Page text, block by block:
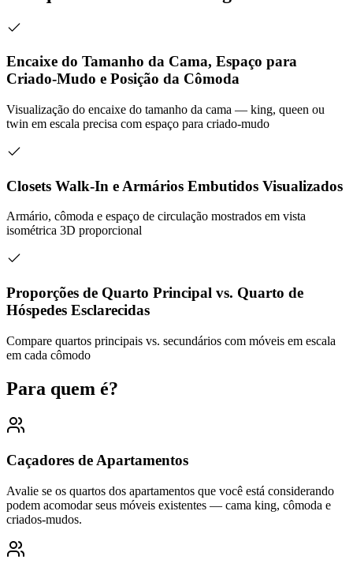
Encaixe do Tamanho da Cama, Espaço para
Criado-Mudo e Posição da Cômoda
Visualização do encaixe do tamanho da cama — king, queen ou
twin em escala precisa com espaço para criado-mudo
Closets Walk-In e Armários Embutidos Visualizados
Armário, cômoda e espaço de circulação mostrados em vista
isométrica 3D proporcional
Proporções de Quarto Principal vs. Quarto de
Hóspedes Esclarecidas
Compare quartos principais vs. secundários com móveis em escala
em cada cômodo
Para quem é?
Caçadores de Apartamentos
Avalie se os quartos dos apartamentos que você está considerando
podem acomodar seus móveis existentes — cama king, cômoda e
criados-mudos.